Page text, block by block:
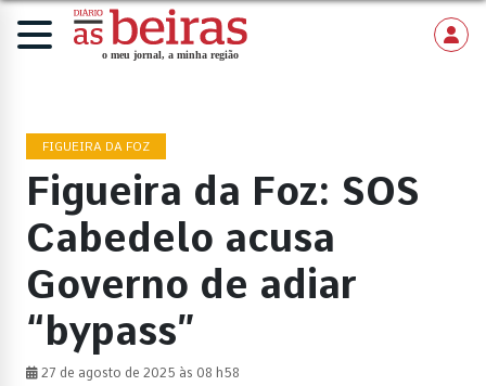
FIGUEIRA DA FOZ
Figueira da Foz: SOS
Cabedelo acusa
Governo de adiar
“bypass”
27 de agosto de 2025 às 08 h58